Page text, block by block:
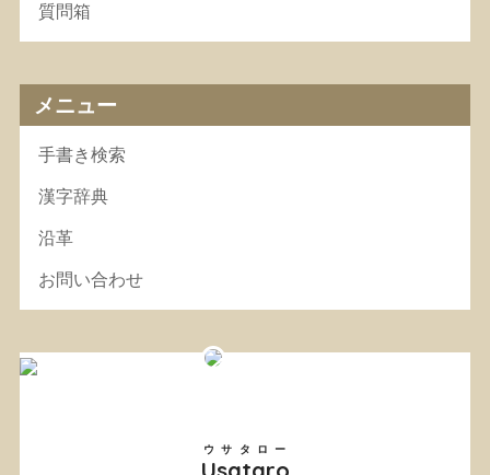
質問箱
メニュー
手書き検索
漢字辞典
沿革
お問い合わせ
ウサタロー